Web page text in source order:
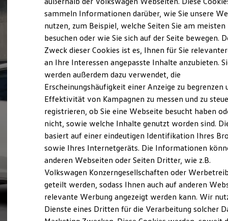
Reichweite
Reichweite der ID. Modelle
Reichweite im Winter
Laden
Laden unterwegs
Laden Zuhause
Ladezeitensimulator
Batterie
Sicherheit
Garantie und Lebensdauer
Nachhaltigkeit
Technologie
Kosten und Kauf
Verbrauchskosten
Kaufoptionen
E-Auto-Förderung
Software und Konnektivität
Die ID. Software 6
ID. Software Versionen und Updates
Digitale Extras
Schnittstellen zu Ihrem ID.
sammeln Informationen darüber, wie Sie unsere
nutzen, zum Beispiel, welche Seiten Sie am meisten
besuchen oder wie Sie sich auf der Seite bewegen.
Zweck dieser Cookies ist es, Ihnen für Sie
an Ihre Interessen angepasste Inhalte anzubieten.
werden außerdem dazu verwendet, die
Erscheinungshäufigkeit einer Anzeige zu begrenzen
Effektivität von Kampagnen zu messen und zu
registrieren, ob Sie eine Webseite besucht haben
nicht, sowie welche Inhalte genutzt worden sind.
basiert auf einer eindeutigen Identifikation Ihres
sowie Ihres Internetgeräts. Die Informationen
anderen Webseiten oder Seiten Dritter, wie z.B.
Volkswagen Konzerngesellschaften oder
geteilt werden, sodass Ihnen auch auf anderen
relevante Werbung angezeigt werden kann. Wir
Dienste eines Dritten für die Verarbeitung solcher